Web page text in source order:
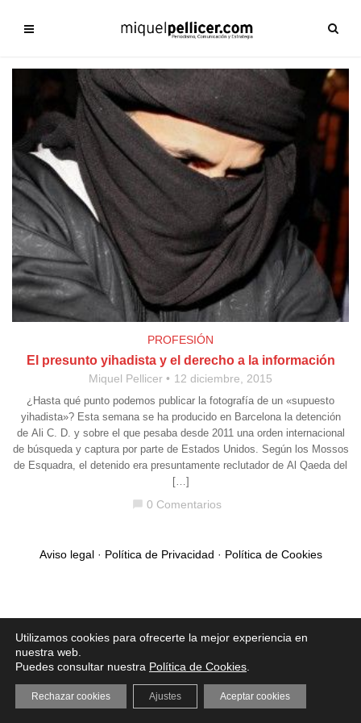
PROFESIÓN
El presunto yihadista y el derecho a la información
Miquel Pellicer 12 diciembre, 2015
¿Hasta qué punto podemos publicar la fotografía de un «supuesto
yihadista»? Esta semana se ha producido en Barcelona la detención
de Ali C. D. y sobre el que pesaba desde 2011 una orden internacional
de búsqueda y captura por parte de Estados Unidos. Según los Mossos
de Esquadra, el detenido era presuntamente reclutador de Al Qaeda del
[…]
0 Comentarios
Aviso legal· Política de Privacidad · Política de Cookies
Utilizamos cookies para ofrecerte la mejor experiencia en
nuestra web.
Puedes consultar nuestra Política de Cookies
Aceptar cookies
Rechazar cookies Ajustes